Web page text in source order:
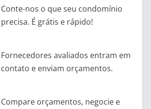
Conte-nos o que seu condomínio
precisa. É grátis e rápido!
Fornecedores avaliados entram em
contato e enviam orçamentos.
Compare orçamentos, negocie e